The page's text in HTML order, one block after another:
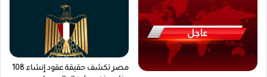
مصر تكشف حقيقة عقود إنشاء 108